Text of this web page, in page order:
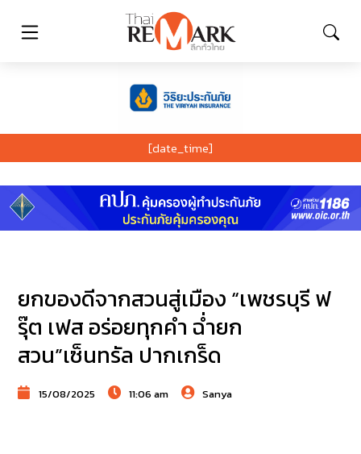
[date_time]
ยกของดีจากสวนสู่เมือง “เพชรบุรี ฟ
รุ๊ต เฟส อร่อยทุกคำ ฉ่ำยก
สวน”เซ็นทรัล ปากเกร็ด
15/08/2025 11:06 am Sanya